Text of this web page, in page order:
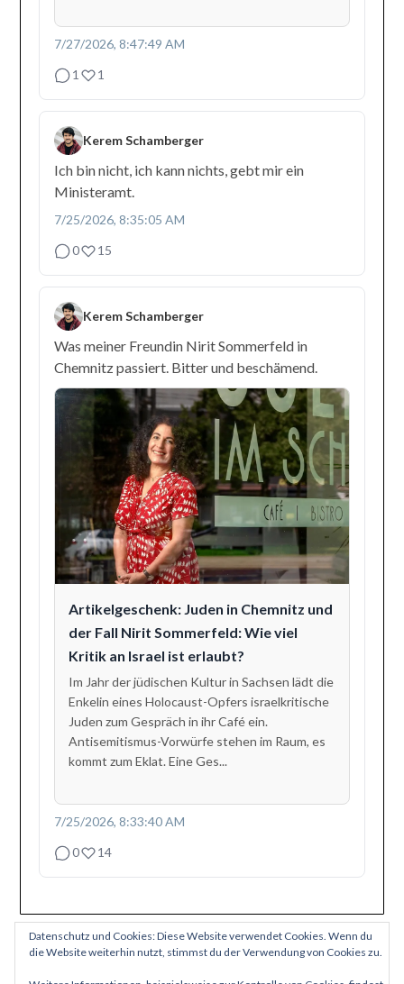
7/27/2026, 8:47:49 AM
1
1
Kerem Schamberger
Ich bin nicht, ich kann nichts, gebt mir ein
Ministeramt.
7/25/2026, 8:35:05 AM
0
15
Kerem Schamberger
Was meiner Freundin Nirit Sommerfeld in
Chemnitz passiert. Bitter und beschämend.
Artikelgeschenk: Juden in Chemnitz und
der Fall Nirit Sommerfeld: Wie viel
Kritik an Israel ist erlaubt?
Im Jahr der jüdischen Kultur in Sachsen lädt die
Enkelin eines Holocaust-Opfers israelkritische
Juden zum Gespräch in ihr Café ein.
Antisemitismus-Vorwürfe stehen im Raum, es
kommt zum Eklat. Eine Ges...
7/25/2026, 8:33:40 AM
0
14
Datenschutz und Cookies: Diese Website verwendet Cookies. Wenn du
die Website weiterhin nutzt, stimmst du der Verwendung von Cookies zu.